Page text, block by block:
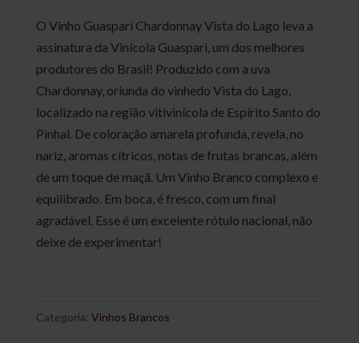
O Vinho Guaspari Chardonnay Vista do Lago leva a
assinatura da Vinícola Guaspari, um dos melhores
produtores do Brasil! Produzido com a uva
Chardonnay, oriunda do vinhedo Vista do Lago,
localizado na região vitivinícola de Espírito Santo do
Pinhal. De coloração amarela profunda, revela, no
nariz, aromas cítricos, notas de frutas brancas, além
de um toque de maçã. Um Vinho Branco complexo e
equilibrado. Em boca, é fresco, com um final
agradável. Esse é um excelente rótulo nacional, não
deixe de experimentar!
Categoria: Vinhos Brancos